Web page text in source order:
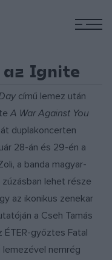
Ignite
című lemez után
A War Against You
duplakoncerten
28-án és 29-én a
a banda magyar-
lehet része
az ikonikus zenekar
a Cseh Tamás
győztes Fatal
lemezével nemrég